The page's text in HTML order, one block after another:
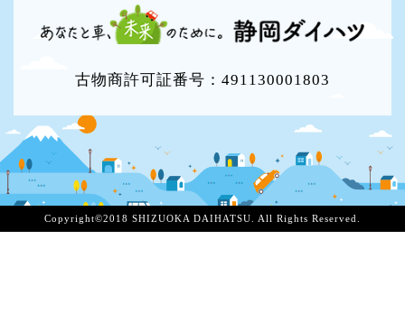
古物商許可証番号：491130001803
Copyright©2018 SHIZUOKA DAIHATSU. All Rights Reserved.